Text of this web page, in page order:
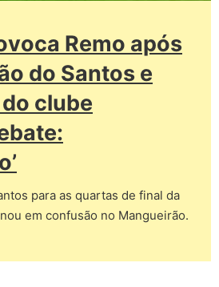
Remo após
do Santos e
clube
para as quartas de final da
em confusão no Mangueirão.